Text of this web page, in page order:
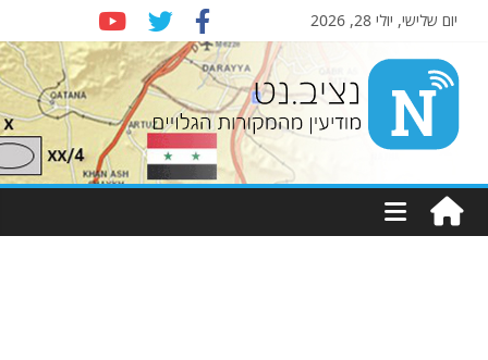
יום שלישי, יולי 28, 2026
Nziv.net
מודיעין
מהמקורות